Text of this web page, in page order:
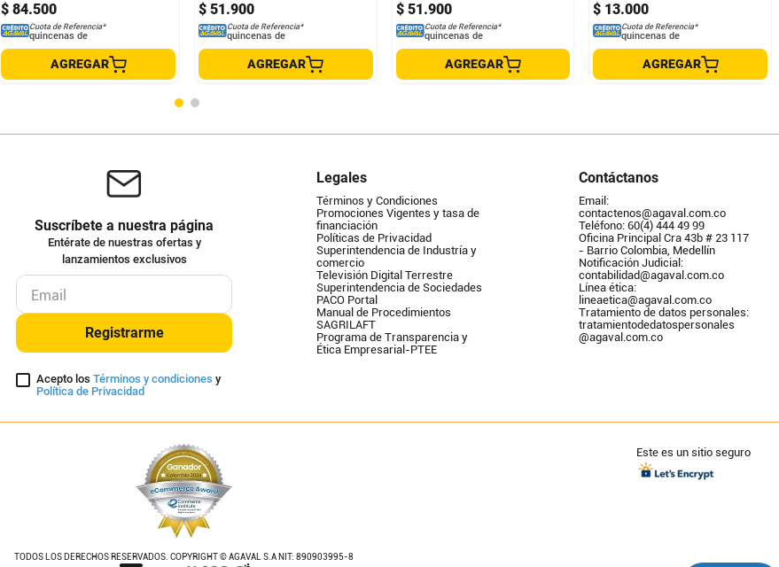
$ 84.500
Cuota de Referencia*
quincenas de
AGREGAR
$ 51 .900
Cuota de Referencia*
quincenas de
AGREGAR
$ 51 .900
Cuota de Referencia*
quincenas de
AGREGAR
$ 13.000
Cuota de Referencia*
quincenas de
AGREGAR
Suscríbete a nuestra página
Entérate de nuestras ofertas y
lanzamientos exclusivos
Registrarme
Acepto los Términos y condiciones y
Política de Privacidad
Legales
Términos y Condiciones
Promociones Vigentes y tasa de
financiación
Políticas de Privacidad
Superintendencia de Industría y
comercio
Televisión Digital Terrestre
Superintendencia de Sociedades
PACO Portal
Manual de Procedimientos
SAGRILAFT
Programa de Transparencia y
Ética Empresarial-PTEE
Contáctanos
Email:
contactenos@agaval.com.co
Teléfono: 60(4) 444 49 99
Oficina Principal Cra 43b # 23 117
- Barrio Colombia, Medellín
Notificación Judicial:
contabilidad@agaval.com.co
Línea ética:
lineaetica@agaval.com.co
Tratamiento de datos personales:
tratamientodedatospersonales
@agaval.com.co
TODOS LOS DERECHOS RESERVADOS. COPYRIGHT © AGAVAL S.A NIT: 890903995-8
Este es un sitio seguro